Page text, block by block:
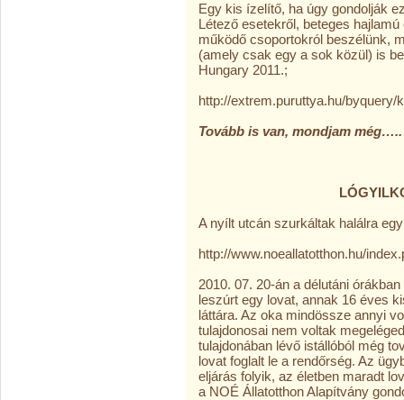
Egy kis ízelítő, ha úgy gondolják
Létező esetekről, beteges
működő csoportokról beszélünk,
(amely csak egy a sok közül) is
Hungary 2011.;
http://extrem.puruttya.hu/byquery/
Tovább is van, mondjam még…..
LÓGYILKOS
A nyílt utcán szurkáltak halálra
http://www.noeallatotthon.hu/
2010. 07. 20-án a délutáni
leszúrt egy lovat, annak 16 éves
láttára. Az oka mindössze annyi
tulajdonosai nem voltak
tulajdonában lévő istállóból még
lovat foglalt le a rendőrség. Az
eljárás folyik, az életben maradt
a NOÉ Állatotthon Alapítvány